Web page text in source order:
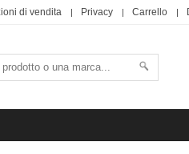
di vendita Privacy Carrello